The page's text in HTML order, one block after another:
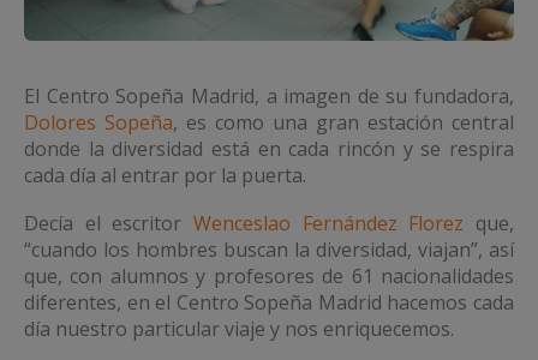
El Centro Sopeña Madrid, a imagen de su fundadora,
Dolores Sopeña, es como una gran estación central
donde la diversidad está en cada rincón y se respira
cada día al entrar por la puerta.
Decía el escritor Wenceslao Fernández Florez que,
“cuando los hombres buscan la diversidad, viajan”, así
que, con alumnos y profesores de 61 nacionalidades
diferentes, en el Centro Sopeña Madrid hacemos cada
día nuestro particular viaje y nos enriquecemos.